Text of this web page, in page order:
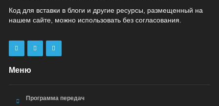
Код для вставки в блоги и другие ресурсы, размещенный на
нашем сайте, можно использовать без согласования.
Меню
Программа передач